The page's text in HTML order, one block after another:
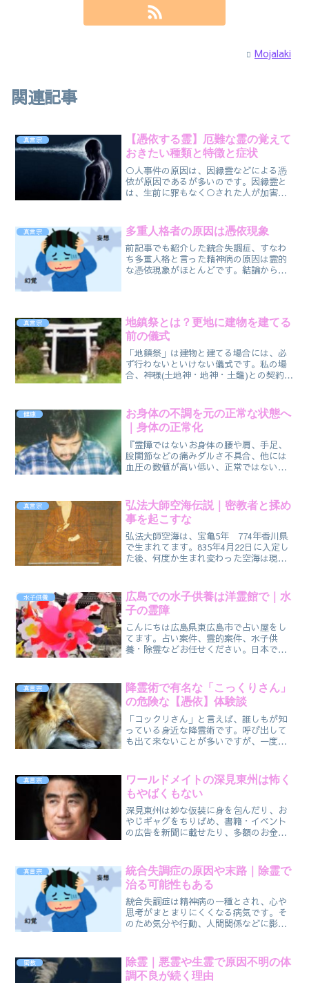
Mojalaki
関連記事
真言宗
【憑依する霊】厄難な霊の覚えて
おきたい種類と特徴と症状
○人事件の原因は、因縁霊などによる憑
依が原因であるが多いのです。因縁霊と
は、生前に罪もなく○された人が加害者
判を下した人・実際に○刑を執行した
人」も因縁霊に祟られる場合があるので
す。
真言宗 多重人格者の原因は憑依現象
前記事でも紹介した統合失調症、すなわ
ち多重人格と言った精神病の原因は霊的
な憑依現象がほとんどです。結論から言
根本的実在と考え、精神、意識・観念な
ども物質から導きだされるとする考え方
の事です。
真言宗
地鎮祭とは？更地に建物を建てる
前の儀式
「地鎮祭」は建物と建てる場合には、必
ず行わないといけない儀式です。私の場
合、神様(土地神・地神・土龍)との契約と
が、正確には「土地神」です。その建物
を建てたい土地に、土地神が不在の場合
は隣の土地の神に。
健康
お身体の不調を元の正常な状態へ
｜身体の正常化
『霊障ではないお身体の腰や肩、手足、
股関節などの痛みダルさ不具合、他には
血圧の数値が高い低い、正常ではないな
けど一時的には治った気がするが・・・
慢性的、長く続く不調
真言宗
弘法大師空海伝説｜密教者と揉め
事を起こすな
弘法大師空海は、宝亀5年 774年香川県
で生まれてます。835年4月22日に入定し
た後、何度か生まれ変わった空海は現在
修行に励んでおられます。ここで気にな
ったのが「空海伝説」です。
水子供養
広島での水子供養は洋霊館で｜水
子の霊障
こんにちは広島県東広島市で占い屋をし
てます。占い案件、霊的案件、水子供
養・除霊などお任せください。日本で
くは周囲に相談出来ないまま決断を迫ら
れ、体に大きな負担のかかる手術を経て
罪
真言宗
降霊術で有名な「こっくりさん」
の危険な【憑依】体験談
「コックリさん」と言えば、誰しもが知
っている身近な降霊術です。呼び出して
も出て来ないことが多いですが、一度、
霊」や「動物霊」はイタズラをします。
動物霊は人に超能力を与え、不思議な現
象を体験させることもあります。
真言宗
ワールドメイトの深見東州は怖く
もやばくもない
深見東州は妙な仮装に身を包んだり、お
やじギャグをちりばめ、書籍・イベント
の広告を新聞に載せたり、多額のお金を
うなのか分かりませんが、私的にはヤバ
くても良いのです。
真言宗
統合失調症の原因や末路｜除霊で
治る可能性もある
統合失調症は精神病の一種とされ、心や
思考がまとまりにくくなる病気です。そ
のため気分や行動、人間関係などに影響
り込んでますね。それは完全憑依、又は
８０％位は悪霊に操られてます
密教
除霊｜悪霊や生霊で原因不明の体
調不良が続く理由